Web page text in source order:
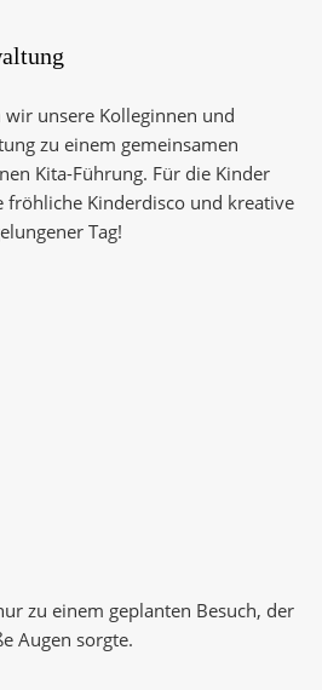
unsere Kolleginnen und
zu einem gemeinsamen
Kita-Führung. Für die Kinder
fröhliche Kinderdisco und kreative
Tag!
zu einem geplanten Besuch, der
Augen sorgte.